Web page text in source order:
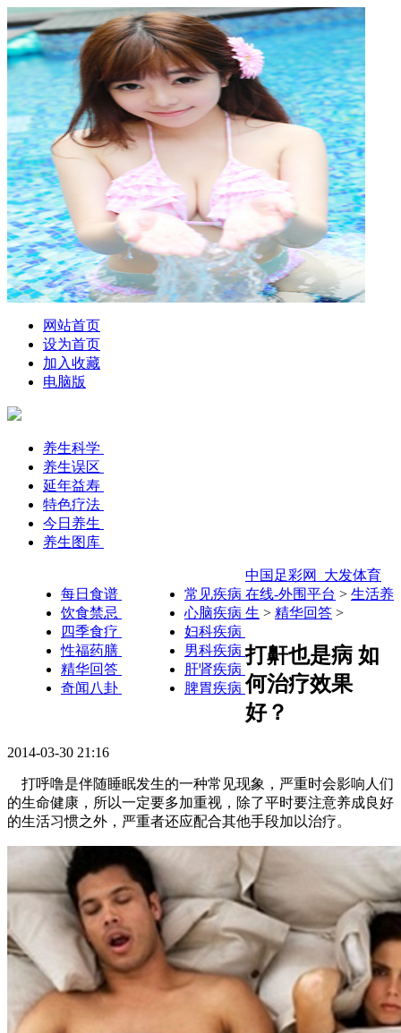
网站首页
设为首页
加入收藏
电脑版
养生科学
养生误区
延年益寿
特色疗法
今日养生
养生图库
每日食谱
饮食禁忌
四季食疗
性福药膳
精华回答
奇闻八卦
常见疾病
心脑疾病
妇科疾病
男科疾病
肝肾疾病
脾胃疾病
中国足彩网_大发体育
在线-外围平台 > 生活养
生 > 精华回答 >
打鼾也是病 如
何治疗效果
好？
2014-03-30 21:16
打呼噜是伴随睡眠发生的一种常见现象，严重时会影响人们
的生命健康，所以一定要多加重视，除了平时要注意养成良好
的生活习惯之外，严重者还应配合其他手段加以治疗。